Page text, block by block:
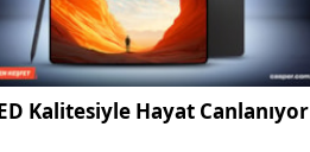
Kalitesiyle Hayat Canlanıyor